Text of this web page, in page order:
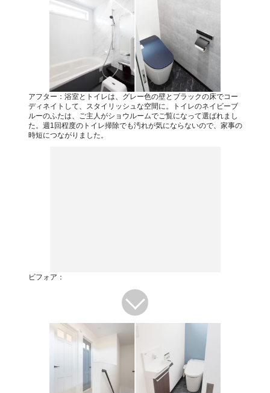
アフター：浴室とトイレは、グレー色の壁とブラックの床でコー
ディネイトして、スタイリッシュな空間に。トイレのネイビーブ
ルーのふたは、ご主人がショウルームでご覧になって選ばれまし
た。週1回程度のトイレ掃除でも汚れが気にならないので、家事の
時短につながりました。
ビフォア：